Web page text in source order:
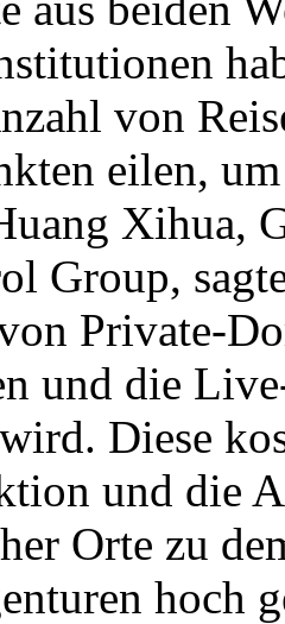
von
eilen,
Xihua,
Group,
Private-
und die
Diese
und die
Orte zu
hoch